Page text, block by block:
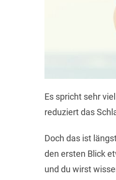
Es spricht sehr
reduziert das
Doch das ist
den ersten Blick
und du wirst